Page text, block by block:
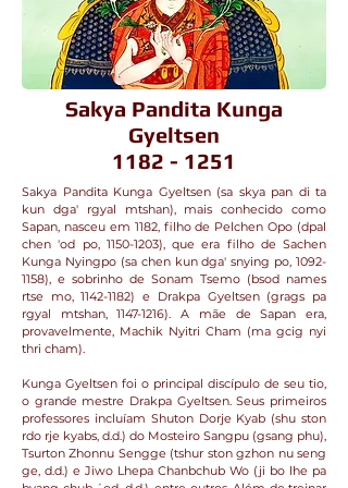
Sakya Pandita Kunga
Gyeltsen
1182 - 1251
Sakya Pandita Kunga Gyeltsen (sa skya pan di ta
kun dga' rgyal mtshan), mais conhecido como
Sapan, nasceu em 1182, filho de Pelchen Opo (dpal
chen 'od po, 1150-1203), que era filho de Sachen
Kunga Nyingpo (sa chen kun dga' snying po, 1092-
1158), e sobrinho de Sonam Tsemo (bsod names
rtse mo,1142-1182) e Drakpa Gyeltsen (grags pa
rgyal mtshan,1147-1216). A mãe de Sapan era,
provavelmente, Machik Nyitri Cham (ma gcig nyi
thri cham).
Kunga Gyeltsen foi o principal discípulo de seu tio,
o grande mestre Drakpa Gyeltsen. Seus primeiros
professores incluíam Shuton Dorje Kyab (shu ston
rdo rje kyabs, d.d.) do Mosteiro Sangpu (gsang phu),
Tsurton Zhonnu Sengge (tshur ston gzhon nu seng
ge, d.d.) e Jiwo Lhepa Chanbchub Wo (ji bo lhe pa